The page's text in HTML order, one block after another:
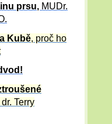
prsu, MUDr.
Kubě, proč ho
Terry